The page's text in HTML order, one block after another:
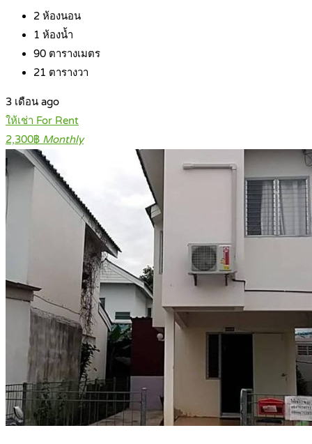
2 ห้องนอน
1 ห้องน้ำ
90 ตารางเมตร
21 ตารางวา
3 เดือน ago
ให้เช่า For Rent
2,300฿ Monthly